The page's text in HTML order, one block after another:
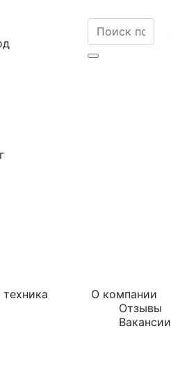
О компании
Отзывы
Вакансии